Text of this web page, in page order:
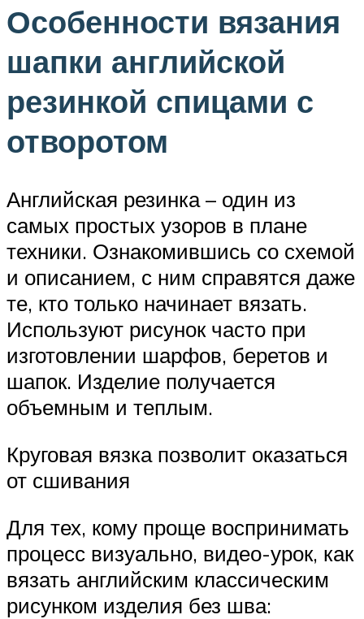
Особенности вязания
шапки английской
резинкой спицами с
отворотом
Английская резинка – один из
самых простых узоров в плане
техники. Ознакомившись со схемой
и описанием, с ним справятся даже
те, кто только начинает вязать.
Используют рисунок часто при
изготовлении шарфов, беретов и
шапок. Изделие получается
объемным и теплым.
Круговая вязка позволит оказаться
от сшивания
Для тех, кому проще воспринимать
процесс визуально, видео-урок, как
вязать английским классическим
рисунком изделия без шва: